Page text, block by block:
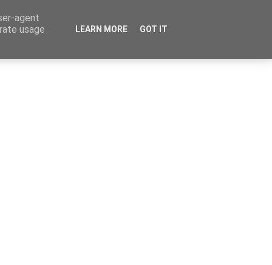
agent
usage
LEARN MORE GOT IT